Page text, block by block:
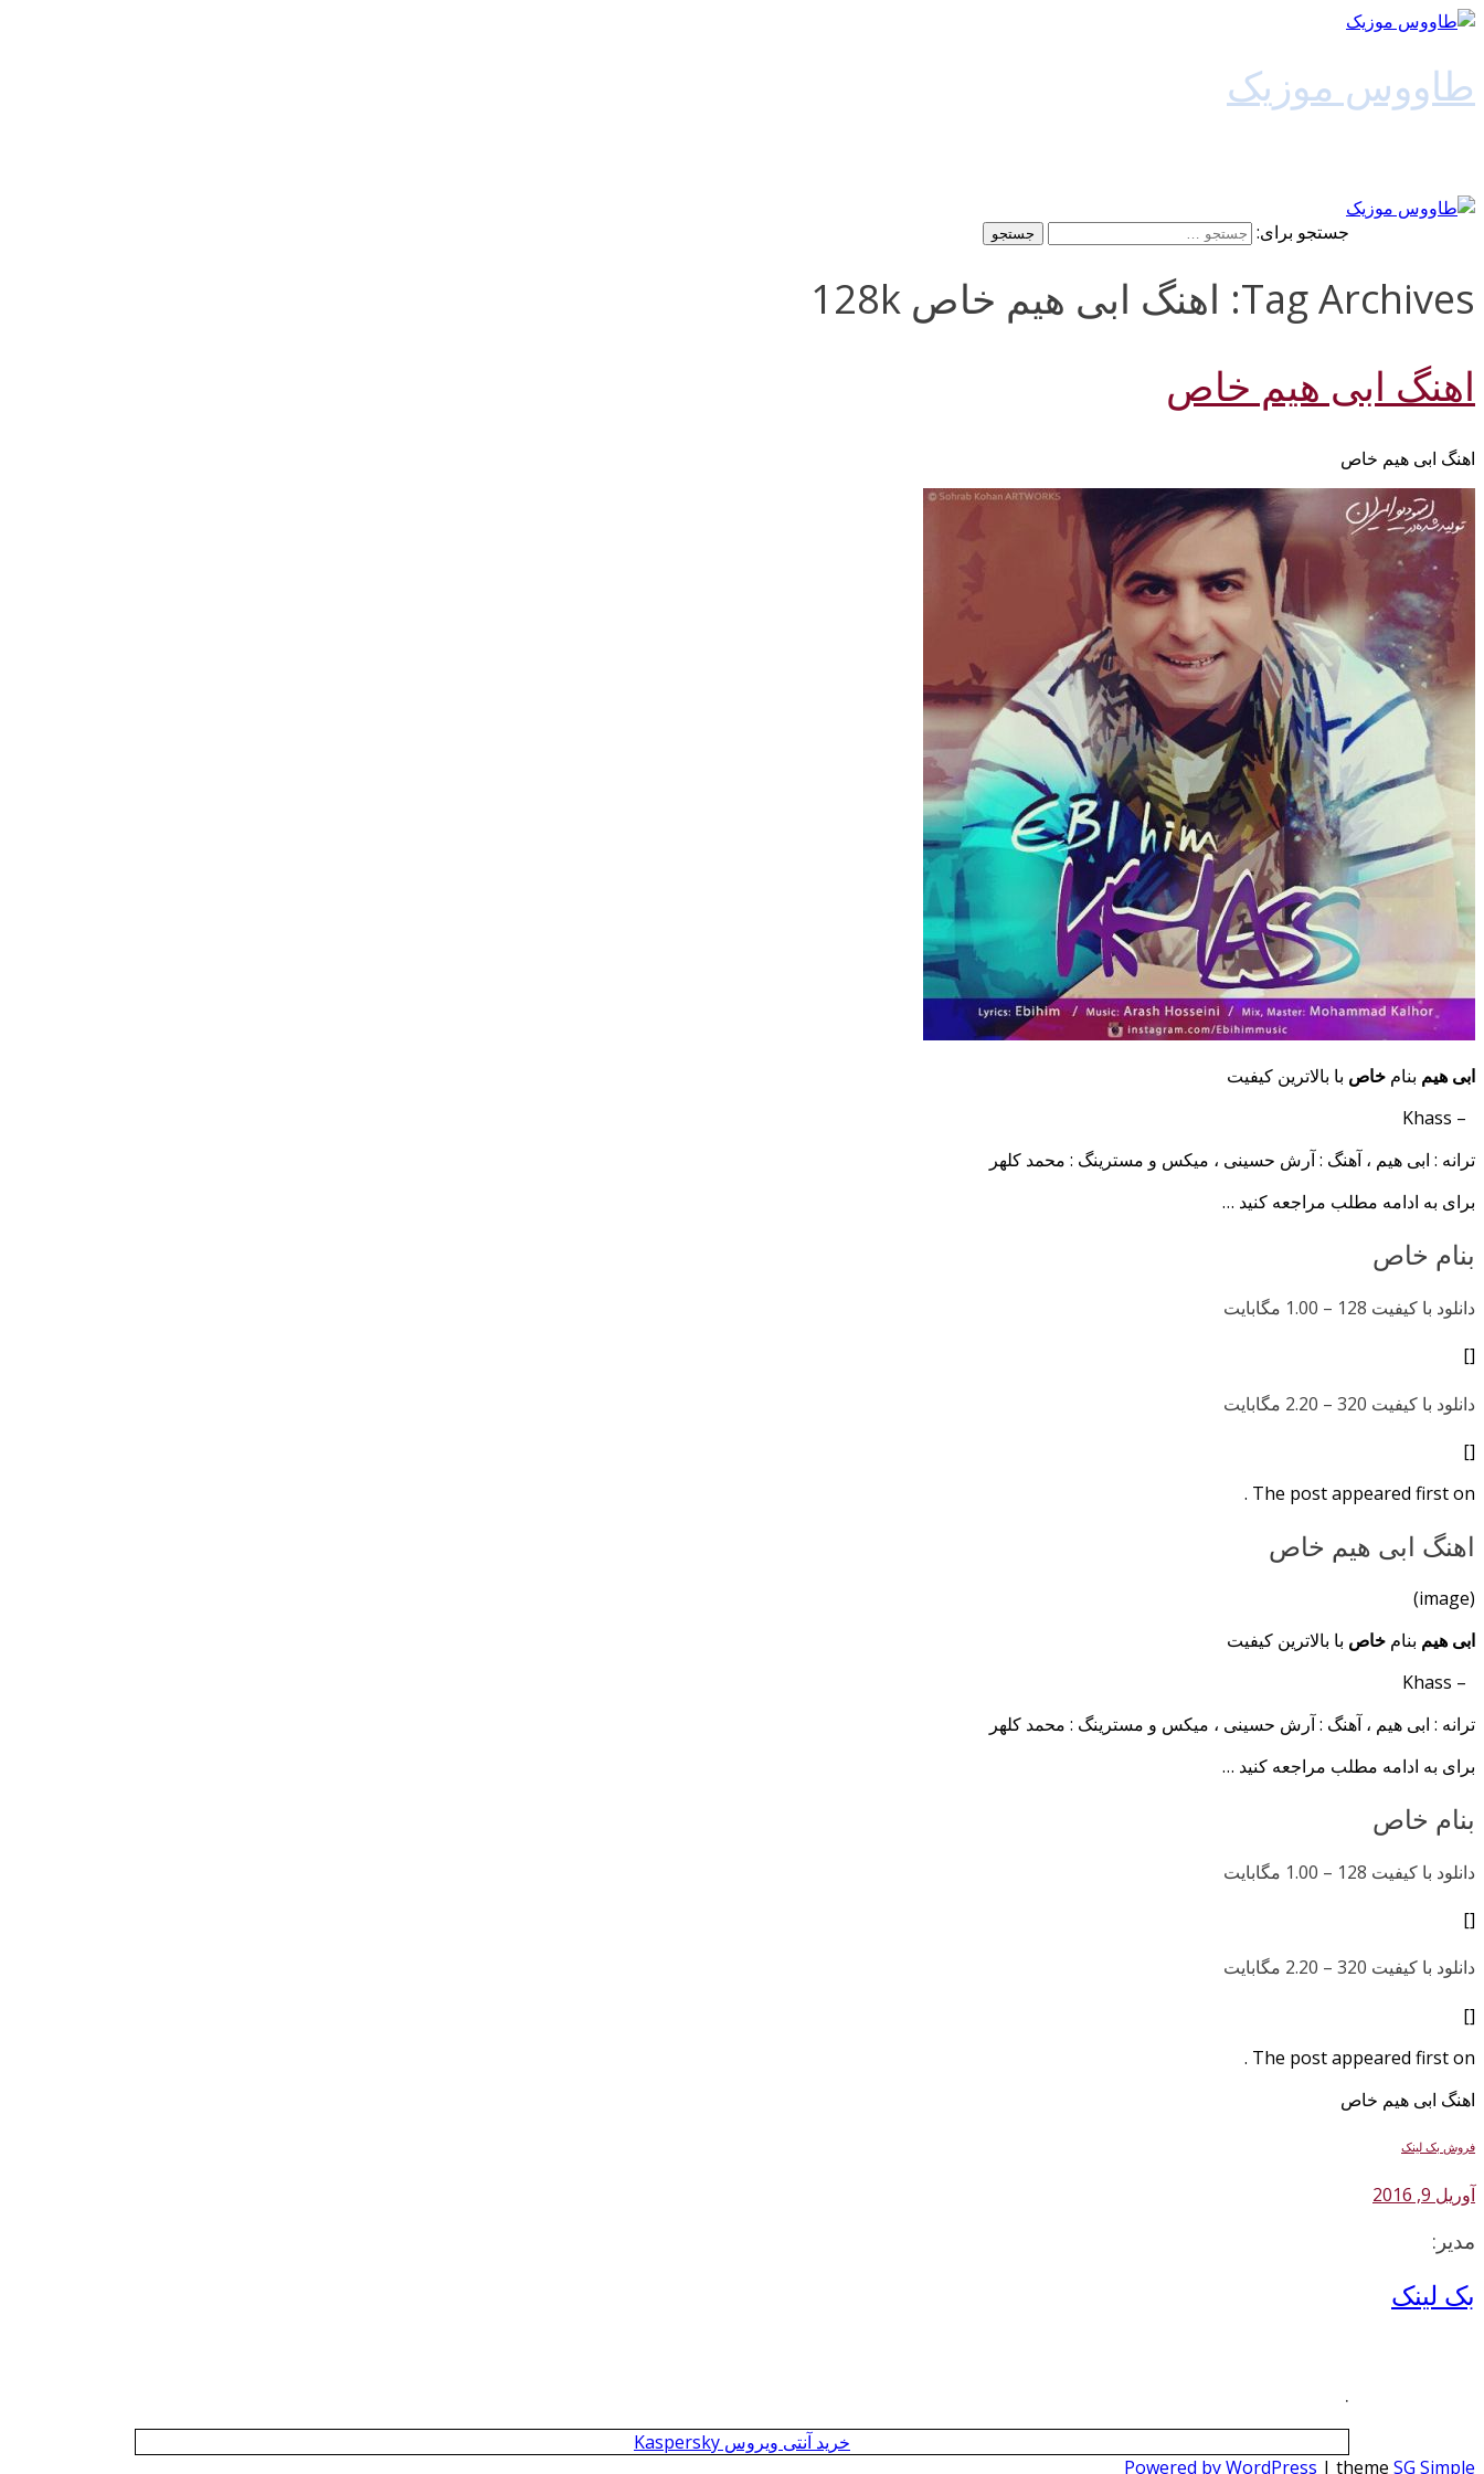
طاووس موزیک
جستجو برای:
Tag Archives: اهنگ ابی هیم خاص 128k
اهنگ ابی هیم خاص
اهنگ ابی هیم خاص
ابی هیم بنام خاص با بالاترین کیفیت
– Khass
ترانه : ابی هیم ، آهنگ : آرش حسینی ، میکس و مسترینگ : محمد کلهر
برای به ادامه مطلب مراجعه کنید …
بنام خاص
دانلود با کیفیت 128 –
1.00 مگابایت
[]
دانلود با کیفیت 320 –
2.20 مگابایت
[]
The post appeared first on .
اهنگ ابی هیم خاص
(image)
ابی هیم بنام خاص با بالاترین کیفیت
– Khass
ترانه : ابی هیم ، آهنگ : آرش حسینی ، میکس و مسترینگ : محمد کلهر
برای به ادامه مطلب مراجعه کنید …
بنام خاص
دانلود با کیفیت 128 –
1.00 مگابایت
[]
دانلود با کیفیت 320 –
2.20 مگابایت
[]
The post appeared first on .
اهنگ ابی هیم خاص
فروش بک لینک
آوریل 9, 2016
مدیر:
بک لینک
.
خرید آنتی ویروس Kaspersky
Powered by WordPress | theme SG Simple